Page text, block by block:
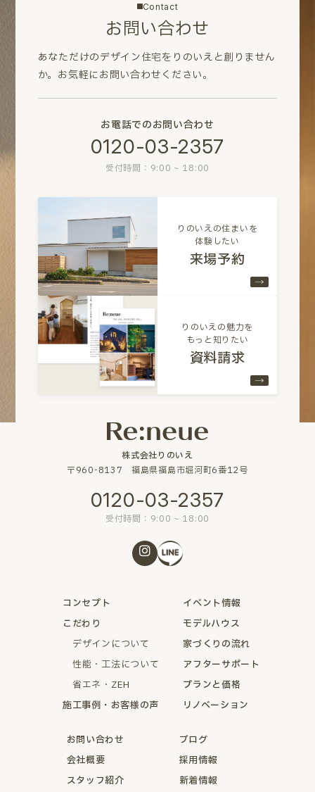
Contact
お問い合わせ
あなただけのデザイン住宅をりのいえと創りません
か。 お気軽にお問い合わせください。
お電話でのお問い合わせ
0120-03-2357
受付時間：9:00 ~ 18:00
りのいえの住まいを
体験したい
来場予約
りのいえの魅力を
もっと知りたい
資料請求
株式会社りのいえ
〒960-8137 福島県福島市堀河町6番12号
0120-03-2357
受付時間：9:00 ~ 18:00
コンセプト
こだわり
デザインについて
性能・工法について
省エネ・ZEH
施工事例・お客様の声
イベント情報
モデルハウス
家づくりの流れ
アフターサポート
プランと価格
リノベーション
お問い合わせ
会社概要
スタッフ紹介
ブログ
採用情報
新着情報